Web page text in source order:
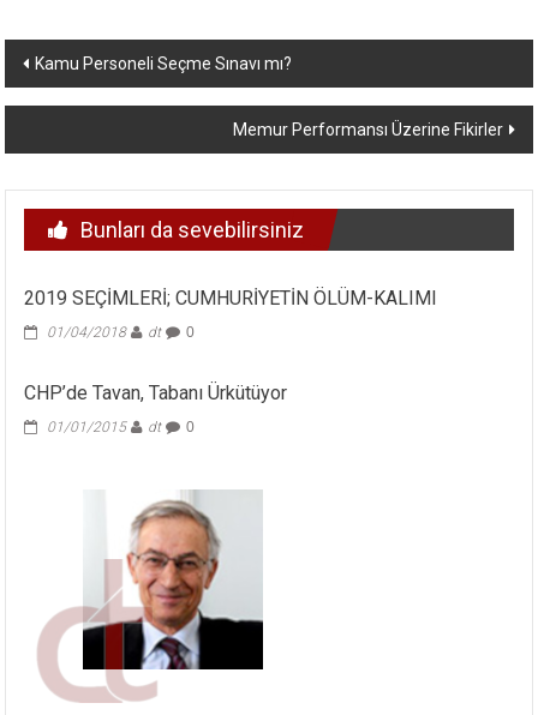
Yazı
dolaşımı
Kamu Personeli Seçme Sınavı mı?
Memur Performansı Üzerine Fikirler
Bunları da sevebilirsiniz
2019 SEÇİMLERİ; CUMHURİYETİN ÖLÜM-KALIMI
01/04/2018 dt 0
CHP’de Tavan, Tabanı Ürkütüyor
01/01/2015 dt 0